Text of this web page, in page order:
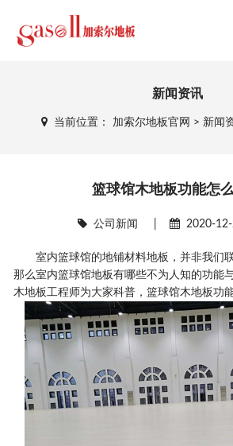
新闻资讯
当前位置： 加索尔地板官网 > 新闻
篮球馆木地板功能怎
公司新闻 2020-
室内篮球馆的地铺材料地板，并非我们联
那么室内篮球馆地板有哪些不为人知的功能
木地板工程师为大家科普，篮球馆木地板功